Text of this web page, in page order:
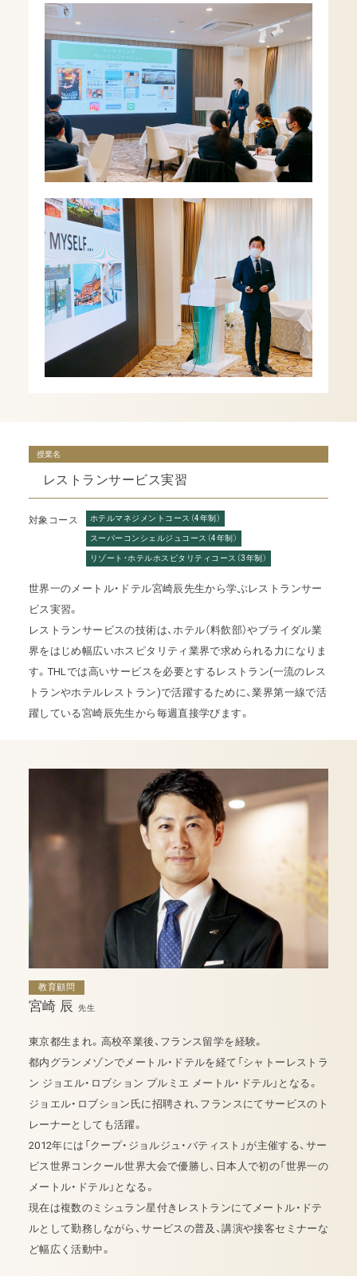
授業名
レストランサービス実習
対象コース ホテルマネジメントコース（4年制）
スーパーコンシェルジュコース（4年制）
リゾート・ホテルホスピタリティコース（3年制）
世界一のメートル・ドテル宮崎辰先生から学ぶレストランサー
ビス実習。
レストランサービスの技術は、ホテル（料飲部）やブライダル業
界をはじめ幅広いホスピタリティ業界で求められる力になりま
す。THLでは高いサービスを必要とするレストラン(一流のレス
トランやホテルレストラン)で活躍するために、業界第一線で活
躍している宮崎辰先生から毎週直接学びます。
教育顧問
宮崎 辰 先生
東京都生まれ。高校卒業後、フランス留学を経験。
都内グランメゾンでメートル・ドテルを経て「シャトーレストラ
ン ジョエル・ロブション プルミエ メートル・ドテル」となる。
ジョエル・ロブション氏に招聘され、フランスにてサービスのト
レーナーとしても活躍。
2012年には「クープ・ジョルジュ・バティスト」が主催する、サー
ビス世界コンクール世界大会で優勝し、日本人で初の「世界一の
メートル・ドテル」となる。
現在は複数のミシュラン星付きレストランにてメートル・ドテ
ルとして勤務しながら、サービスの普及、講演や接客セミナーな
ど幅広く活動中。